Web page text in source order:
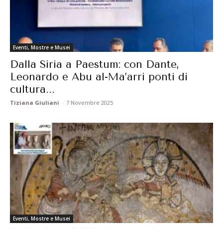
Eventi, Mostre e Musei
Dalla Siria a Paestum: con Dante,
Leonardo e Abu al-Ma’arri ponti di
cultura...
Tiziana Giuliani - 7 Novembre 2025
Eventi, Mostre e Musei